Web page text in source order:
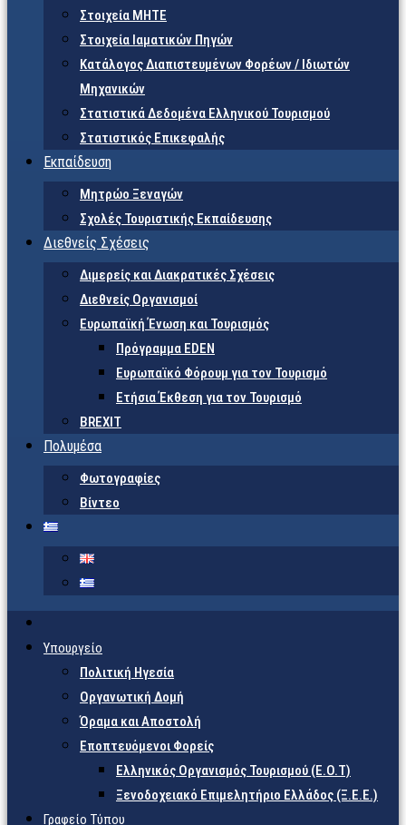
Στοιχεία ΜΗΤΕ
Στοιχεία Ιαματικών Πηγών
Κατάλογος Διαπιστευμένων Φορέων / Ιδιωτών
Μηχανικών
Στατιστικά Δεδομένα Ελληνικού Τουρισμού
Στατιστικός Επικεφαλής
Εκπαίδευση
Μητρώο Ξεναγών
Σχολές Τουριστικής Εκπαίδευσης
Διεθνείς Σχέσεις
Διμερείς και Διακρατικές Σχέσεις
Διεθνείς Οργανισμοί
Ευρωπαϊκή Ένωση και Τουρισμός
Πρόγραμμα EDEN
Ευρωπαϊκό Φόρουμ για τον Τουρισμό
Ετήσια Έκθεση για τον Τουρισμό
BREXIT
Πολυμέσα
Φωτογραφίες
Βίντεο
Υπουργείο
Πολιτική Ηγεσία
Οργανωτική Δομή
Όραμα και Αποστολή
Εποπτευόμενοι Φορείς
Eλληνικός Οργανισμός Τουρισμού (Ε.Ο.Τ)
Ξενοδοχειακό Επιμελητήριο Ελλάδος (Ξ.Ε.Ε.)
Γραφείο Τύπου